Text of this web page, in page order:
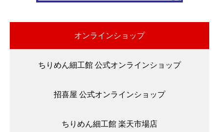
オンラインショップ
ちりめん細工館 公式オンラインショップ
招喜屋 公式オンラインショップ
ちりめん細工館 楽天市場店